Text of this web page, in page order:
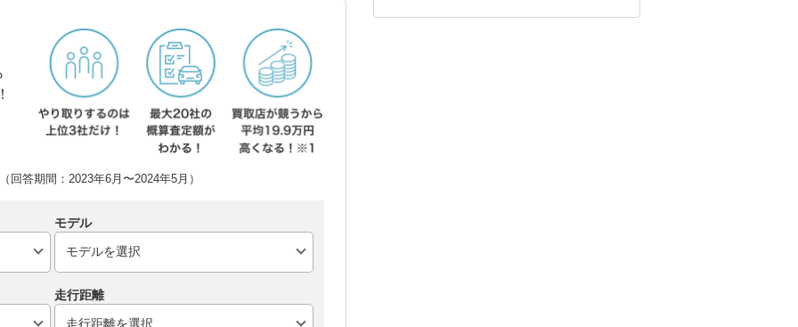
答期間：2023年6月〜2024年5月）
モデル
走行距離